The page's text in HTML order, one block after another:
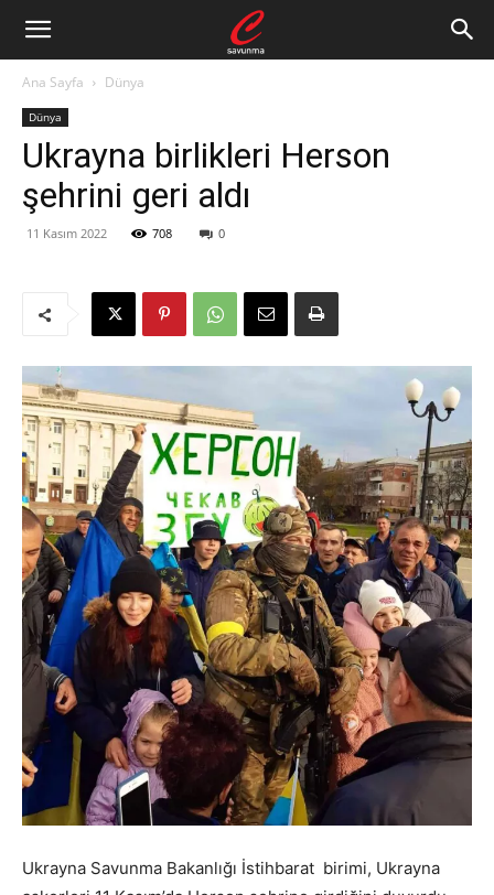
Ana Sayfa Dünya
Dünya
Ukrayna birlikleri Herson
şehrini geri aldı
11 Kasım 2022 708 0
Ukrayna Savunma Bakanlığı İstihbarat birimi, Ukrayna